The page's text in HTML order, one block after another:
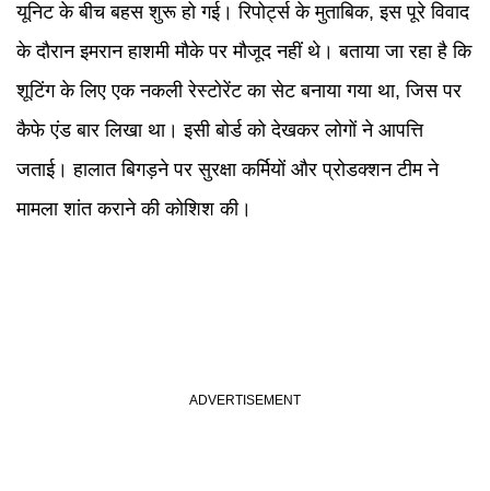
यूनिट के बीच बहस शुरू हो गई। रिपोर्ट्स के मुताबिक, इस पूरे विवाद
के दौरान इमरान हाशमी मौके पर मौजूद नहीं थे। बताया जा रहा है कि
शूटिंग के लिए एक नकली रेस्टोरेंट का सेट बनाया गया था, जिस पर
कैफे एंड बार लिखा था। इसी बोर्ड को देखकर लोगों ने आपत्ति
जताई। हालात बिगड़ने पर सुरक्षा कर्मियों और प्रोडक्शन टीम ने
मामला शांत कराने की कोशिश की।